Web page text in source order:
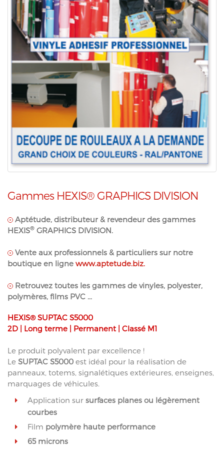
Gammes HEXIS® GRAPHICS DIVISION
Aptétude, distributeur & revendeur des gammes
HEXIS® GRAPHICS DIVISION.
Vente aux professionnels & particuliers sur notre
boutique en ligne www.aptetude.biz.
Retrouvez toutes les gammes de vinyles, polyester,
polymères, films PVC ...
HEXIS® SUPTAC S5000
2D | Long terme | Permanent | Classé M1
Le produit polyvalent par excellence !
Le SUPTAC S5000 est idéal pour la réalisation de
panneaux, totems, signalétiques extérieures, enseignes,
marquages de véhicules.
Application sur surfaces planes ou légèrement
courbes
Film polymère haute performance
65 microns